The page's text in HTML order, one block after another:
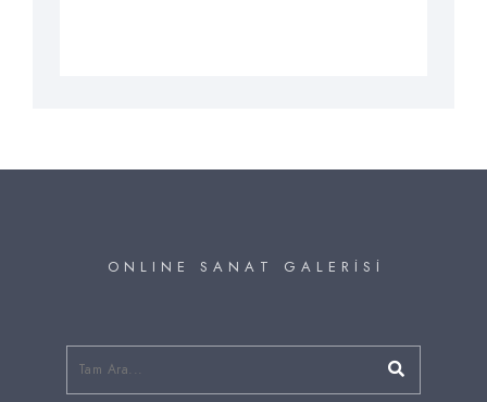
O N L I N E S A N A T G A L E R İ S İ